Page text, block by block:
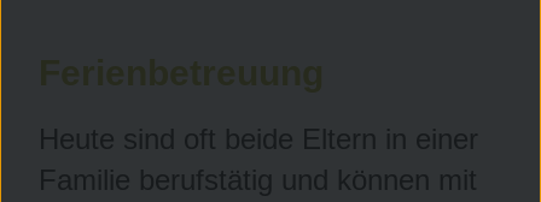
Ferienbetreuung
Heute sind oft beide Eltern in einer
Familie berufstätig und können mit